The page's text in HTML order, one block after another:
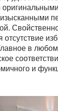
отсутствие
в
и